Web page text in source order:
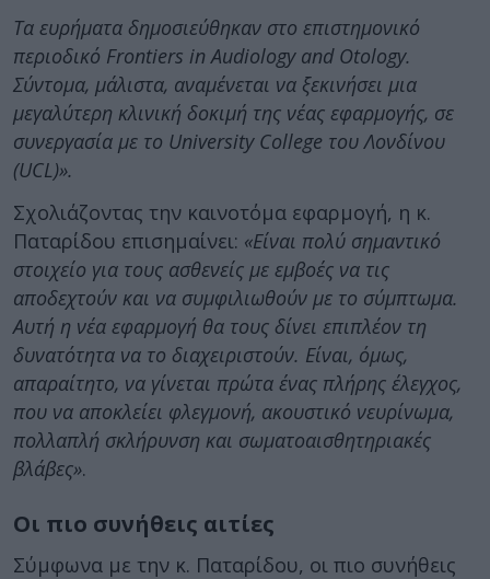
Τα ευρήματα δημοσιεύθηκαν στο επιστημονικό
περιοδικό Frontiers in Audiology and Otology.
Σύντομα, μάλιστα, αναμένεται να ξεκινήσει μια
μεγαλύτερη κλινική δοκιμή της νέας εφαρμογής, σε
συνεργασία με το University College του Λονδίνου
(UCL)».
Σχολιάζοντας την καινοτόμα εφαρμογή, η κ.
Παταρίδου επισημαίνει: «Είναι πολύ σημαντικό
στοιχείο για τους ασθενείς με εμβοές να τις
αποδεχτούν και να συμφιλιωθούν με το σύμπτωμα.
Αυτή η νέα εφαρμογή θα τους δίνει επιπλέον τη
δυνατότητα να το διαχειριστούν. Είναι, όμως,
απαραίτητο, να γίνεται πρώτα ένας πλήρης έλεγχος,
που να αποκλείει φλεγμονή, ακουστικό νευρίνωμα,
πολλαπλή σκλήρυνση και σωματοαισθητηριακές
βλάβες».
Οι πιο συνήθεις αιτίες
Σύμφωνα με την κ. Παταρίδου, οι πιο συνήθεις